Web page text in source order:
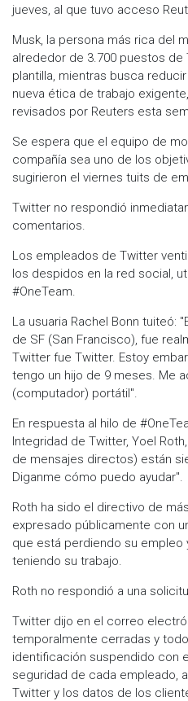
jueves, al que tuvo acceso
Musk, la persona más rica del
alrededor de 3.700 puestos de
plantilla, mientras busca
nueva ética de trabajo
revisados por Reuters esta
Se espera que el equipo de
compañía sea uno de los
sugirieron el viernes tuits de
Twitter no respondió
comentarios.
Los empleados de Twitter
los despidos en la red social,
#OneTeam.
La usuaria Rachel Bonn tuiteó:
de SF (San Francisco), fue
Twitter fue Twitter. Estoy
tengo un hijo de 9 meses. Me
(computador) portátil".
En respuesta al hilo de
Integridad de Twitter, Yoel
de mensajes directos) están
Diganme cómo puedo ayudar".
Roth ha sido el directivo de
expresado públicamente con
que está perdiendo su empleo
teniendo su trabajo.
Roth no respondió a una
Twitter dijo en el correo
temporalmente cerradas y
identificación suspendido con
seguridad de cada empleado,
Twitter y los datos de los